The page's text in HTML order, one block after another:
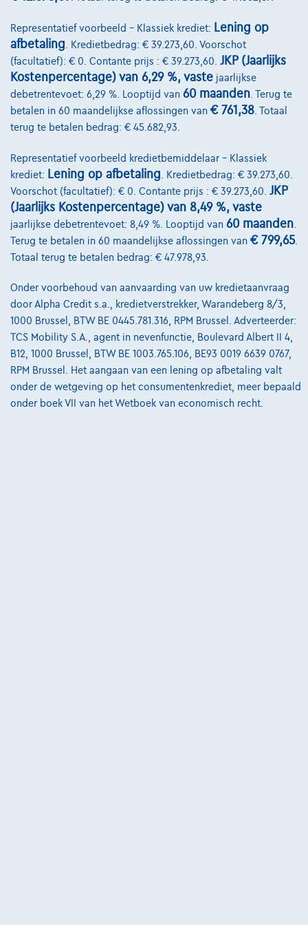
Vergelijk
Bekijk wagen
Mercedes-Benz GLC 200
GLC 4MATIC Business Line Trekhaak| 360° Camera
08/2024
25.605 km Benzine Automaat 150 kW ( 204 PK )
€47.950
Representatief voorbeeld – Klassiek krediet: Lening op
afbetaling . Kredietbedrag: € 39.273,60. Voorschot
(facultatief): € 0. Contante prijs : € 39.273,60. JKP (Jaarlijks
Kostenpercentage) van 6,29 %, vaste jaarlijkse
debetrentevoet: 6,29 %. Looptijd van 60 maanden . Terug te
betalen in 60 maandelijkse aflossingen van € 761,38 . Totaal
terug te betalen bedrag: € 45.682,93.
Representatief voorbeeld kredietbemiddelaar – Klassiek
krediet: Lening op afbetaling . Kredietbedrag: € 39.273,60.
Voorschot (facultatief): € 0. Contante prijs : € 39.273,60. JKP
(Jaarlijks Kostenpercentage) van 8,49 %, vaste
jaarlijkse debetrentevoet: 8,49 %. Looptijd van 60 maanden
Terug te betalen in 60 maandelijkse aflossingen van € 799,65.
Totaal terug te betalen bedrag: € 47.978,93.
Onder voorbehoud van aanvaarding van uw kredietaanvraag
door Alpha Credit s.a., kredietverstrekker, Warandeberg 8/3,
1000 Brussel, BTW BE 0445.781.316, RPM Brussel. Adverteerder:
TCS Mobility S.A., agent in nevenfunctie, Boulevard Albert II 4,
B12, 1000 Brussel, BTW BE 1003.765.106, BE93 0019 6639 0767,
RPM Brussel. Het aangaan van een lening op afbetaling valt
onder de wetgeving op het consumentenkrediet, meer bepaald
onder boek VII van het Wetboek van economisch recht.